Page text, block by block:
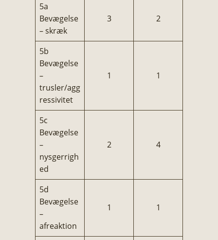
5a
Bevægelse
– skræk
3 2
5b
Bevægelse
–
trusler/agg
ressivitet
1 1
5c
Bevægelse
–
nysgerrigh
ed
2 4
5d
Bevægelse
–
afreaktion
1 1